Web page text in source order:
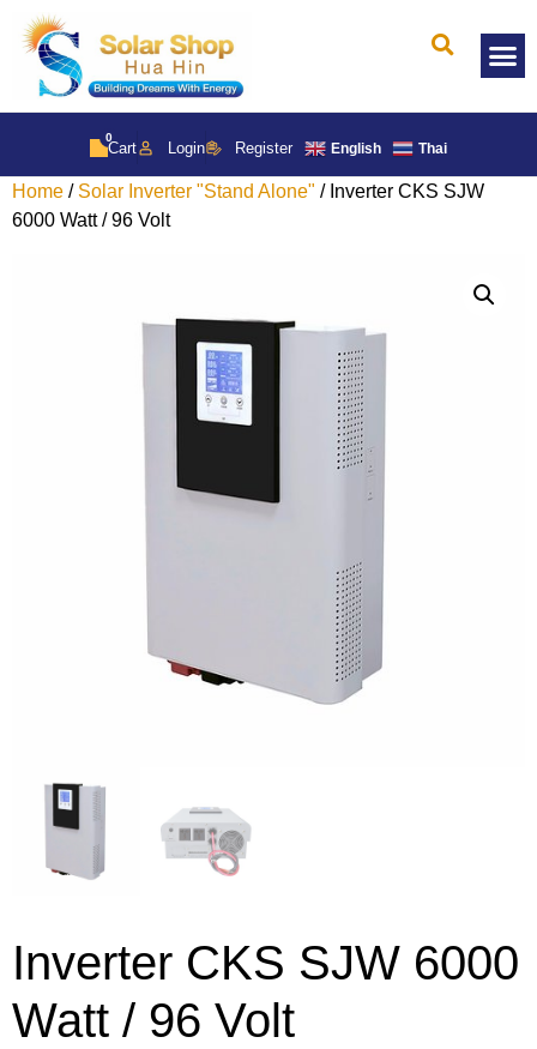
0
Cart Login Register English Thai
Home / Solar Inverter "Stand Alone" / Inverter CKS SJW
6000 Watt / 96 Volt
Inverter CKS SJW 6000
Watt / 96 Volt